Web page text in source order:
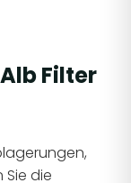
Filter
Sie die